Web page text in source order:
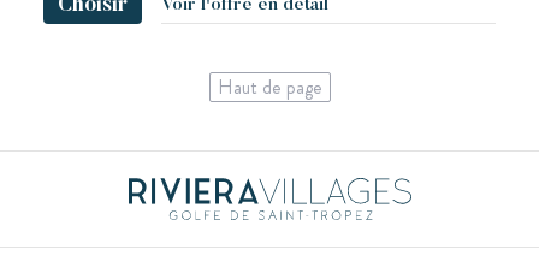
Choisir Voir l'offre en détail
Haut de page